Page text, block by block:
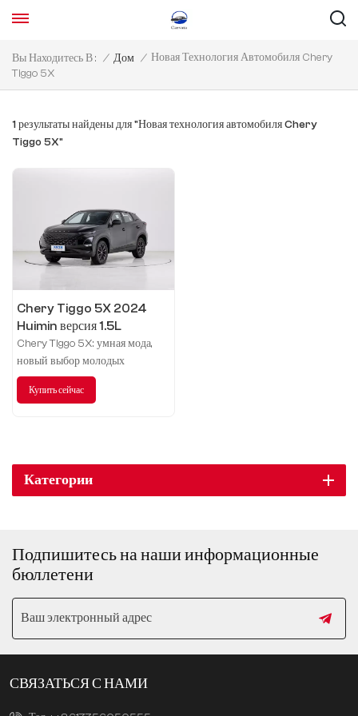
Вы Находитесь В : / Дом / Новая Технология Автомобиля Chery
Tiggo 5X
1 результаты найдены для "Новая технология автомобиля Chery
Tiggo 5X"
Chery Tiggo 5X 2024
Huimin версия 1.5L
механика городского типа
Chery Tiggo 5X: умная мода,
новый выбор молодых
Купить сейчас
Категории
Подпишитесь на наши информационные
бюллетени
СВЯЗАТЬСЯ С НАМИ